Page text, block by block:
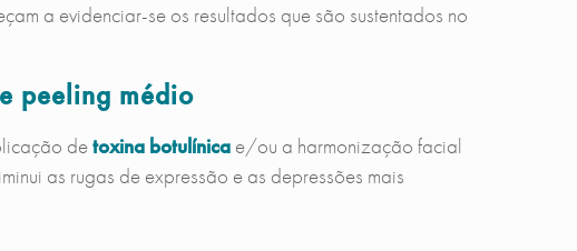
a evidenciar-se os resultados que são sustentados no
peeling médio
detoxina botulínicae/ou a harmonização facial
as rugas de expressão e as depressões mais